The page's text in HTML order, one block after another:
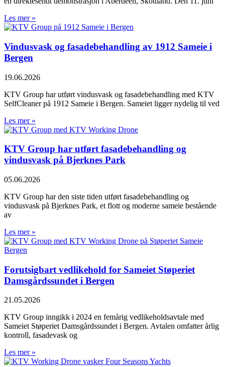
Les mer »
Vindusvask og fasadebehandling av 1912 Sameie i
Bergen
19.06.2026
KTV Group har utført vindusvask og fasadebehandling med KTV
SelfCleaner på 1912 Sameie i Bergen. Sameiet ligger nydelig til ved
Les mer »
KTV Group har utført fasadebehandling og
vindusvask på Bjerknes Park
05.06.2026
KTV Group har den siste tiden utført fasadebehandling og
vindusvask på Bjerknes Park, et flott og moderne sameie bestående
av
Les mer »
Forutsigbart vedlikehold for Sameiet Støperiet
Damsgårdssundet i Bergen
21.05.2026
KTV Group inngikk i 2024 en femårig vedlikeholdsavtale med
Sameiet Støperiet Damsgårdssundet i Bergen. Avtalen omfatter årlig
kontroll, fasadevask og
Les mer »